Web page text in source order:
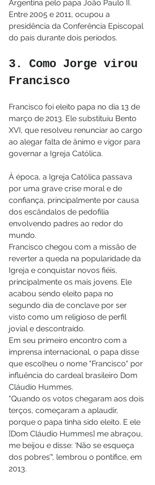
Argentina pelo papa João Paulo II.
Entre 2005 e 2011, ocupou a
presidência da Conferência Episcopal
do país durante dois períodos.
3. Como Jorge virou
Francisco
Francisco foi eleito papa no dia 13 de
março de 2013. Ele substituiu Bento
XVI, que resolveu renunciar ao cargo
ao alegar falta de ânimo e vigor para
governar a Igreja Católica.
À época, a Igreja Católica passava
por uma grave crise moral e de
confiança, principalmente por causa
dos escândalos de pedofilia
envolvendo padres ao redor do
mundo.
Francisco chegou com a missão de
reverter a queda na popularidade da
Igreja e conquistar novos fiéis,
principalmente os mais jovens. Ele
acabou sendo eleito papa no
segundo dia de conclave por ser
visto como um religioso de perfil
jovial e descontraído.
Em seu primeiro encontro com a
imprensa internacional, o papa disse
que escolheu o nome "Francisco" por
influência do cardeal brasileiro Dom
Cláudio Hummes.
"Quando os votos chegaram aos dois
terços, começaram a aplaudir,
porque o papa tinha sido eleito. E ele
[Dom Cláudio Hummes] me abraçou,
me beijou e disse: ‘Não se esqueça
dos pobres’", lembrou o pontífice, em
2013.